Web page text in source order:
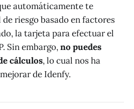
automáticamente te
riesgo basado en factores
la tarjeta para efectuar el
Sin embargo,no puedes
cálculos, lo cual nos ha
de Idenfy.